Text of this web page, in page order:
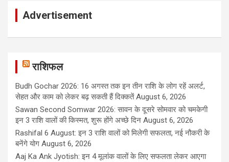
Advertisement
राशिफल
Budh Gochar 2026: 16 अगस्त तक इन तीन राशि के लोग रहें अलर्ट,
सेहत और काम को लेकर बढ़ सकती हैं दिक्कतें August 6, 2026
Sawan Second Somwar 2026: सावन के दूसरे सोमवार को चमकेगी
इन 3 राशि वालों की किस्मत, शुरू होंगे अच्छे दिन August 6, 2026
Rashifal 6 August: इन 3 राशि वालों को मिलेगी सफलता, नई नौकरी के
बनेंगे योग August 6, 2026
Aaj Ka Ank Jyotish: इन 4 मूलांक वालों के लिए सफलता लेकर आएगा